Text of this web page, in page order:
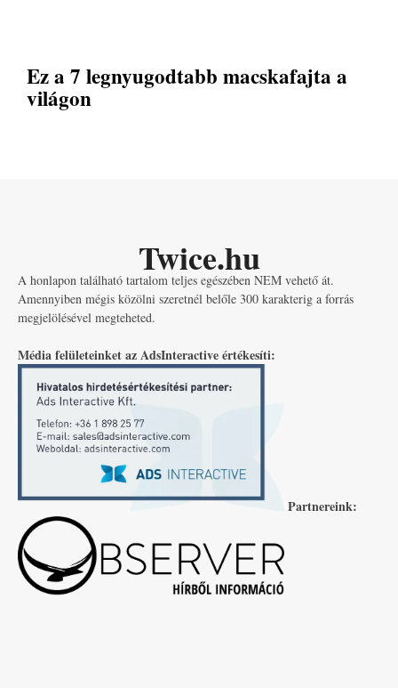
Ez a 7 legnyugodtabb macskafajta a
világon
Twice.hu
A honlapon található tartalom teljes egészében NEM vehető át.
Amennyiben mégis közölni szeretnél belőle 300 karakterig a forrás
megjelölésével megteheted.
Média felületeinket az AdsInteractive értékesíti:
Partnereink: